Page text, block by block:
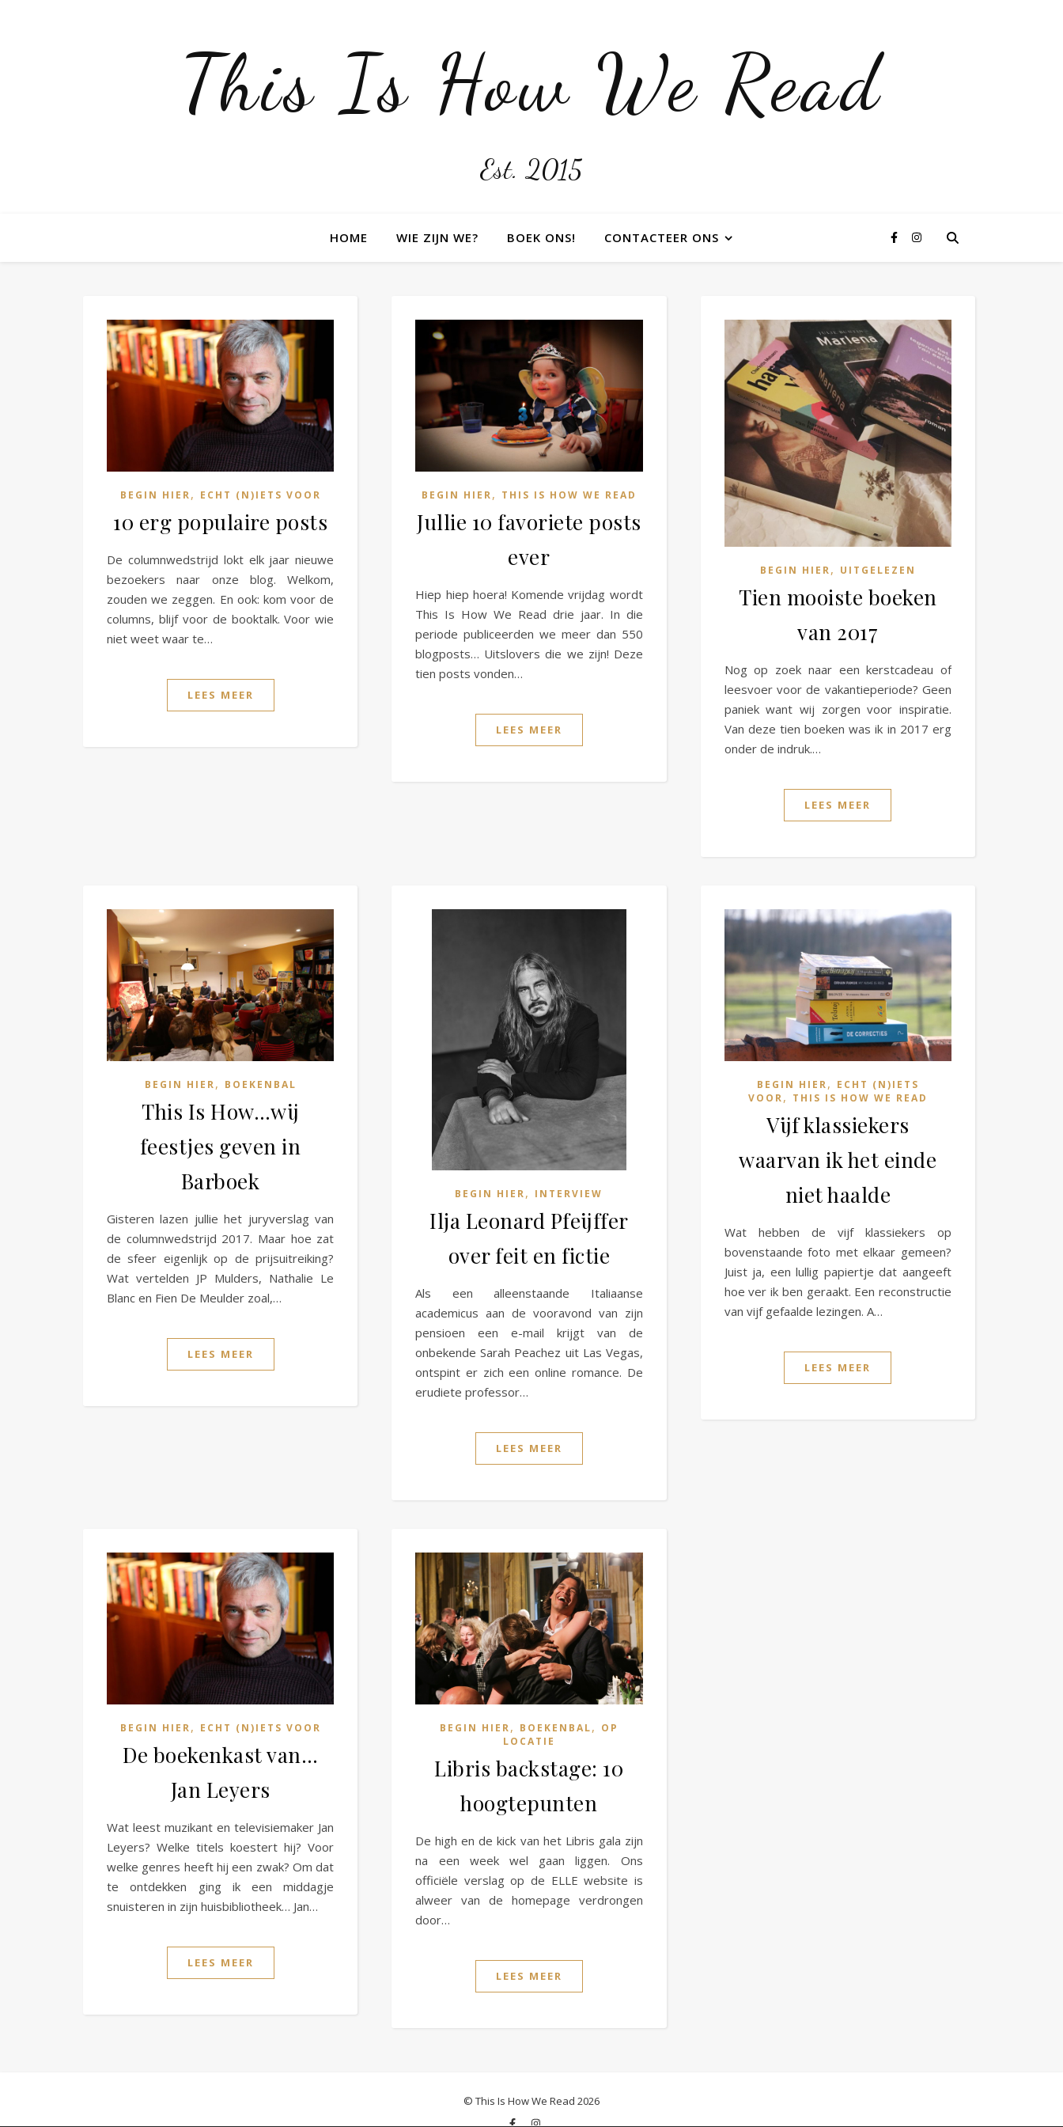
This Is How We Read
Est. 2015
HOME WIE ZIJN WE? BOEK ONS! CONTACTEER ONS
BEGIN HIER, ECHT (N)IETS VOOR
10 erg populaire posts
De columnwedstrijd lokt elk jaar nieuwe
bezoekers naar onze blog. Welkom,
zouden we zeggen. En ook: kom voor de
columns, blijf voor de booktalk. Voor wie
niet weet waar te…
LEES MEER
BEGIN HIER, THIS IS HOW WE READ
Jullie 10 favoriete posts
ever
Hiep hiep hoera! Komende vrijdag wordt
This Is How We Read drie jaar. In die
periode publiceerden we meer dan 550
blogposts… Uitslovers die we zijn! Deze
tien posts vonden…
LEES MEER
BEGIN HIER, UITGELEZEN
Tien mooiste boeken
van 2017
Nog op zoek naar een kerstcadeau of
leesvoer voor de vakantieperiode? Geen
paniek want wij zorgen voor inspiratie.
Van deze tien boeken was ik in 2017 erg
onder de indruk.…
LEES MEER
BEGIN HIER, BOEKENBAL
This Is How…wij
feestjes geven in
Barboek
Gisteren lazen jullie het juryverslag van
de columnwedstrijd 2017. Maar hoe zat
de sfeer eigenlijk op de prijsuitreiking?
Wat vertelden JP Mulders, Nathalie Le
Blanc en Fien De Meulder zoal,…
LEES MEER
BEGIN HIER, INTERVIEW
Ilja Leonard Pfeijffer
over feit en fictie
Als een alleenstaande Italiaanse
academicus aan de vooravond van zijn
pensioen een e-mail krijgt van de
onbekende Sarah Peachez uit Las Vegas,
ontspint er zich een online romance. De
erudiete professor…
LEES MEER
BEGIN HIER, ECHT (N)IETS
VOOR, THIS IS HOW WE READ
Vijf klassiekers
waarvan ik het einde
niet haalde
Wat hebben de vijf klassiekers op
bovenstaande foto met elkaar gemeen?
Juist ja, een lullig papiertje dat aangeeft
hoe ver ik ben geraakt. Een reconstructie
van vijf gefaalde lezingen. A…
LEES MEER
BEGIN HIER, ECHT (N)IETS VOOR
De boekenkast van…
Jan Leyers
Wat leest muzikant en televisiemaker Jan
Leyers? Welke titels koestert hij? Voor
welke genres heeft hij een zwak? Om dat
te ontdekken ging ik een middagje
snuisteren in zijn huisbibliotheek… Jan…
LEES MEER
BEGIN HIER, BOEKENBAL, OP
LOCATIE
Libris backstage: 10
hoogtepunten
De high en de kick van het Libris gala zijn
na een week wel gaan liggen. Ons
officiële verslag op de ELLE website is
alweer van de homepage verdrongen
door…
LEES MEER
© This Is How We Read 2026